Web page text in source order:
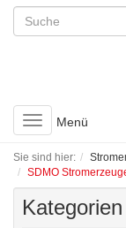
Toggle
navigation
Menü
Sie sind hier:
SDMO
Kategorien